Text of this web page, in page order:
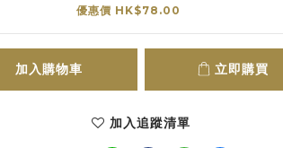
優惠價 HK$78.00
加入購物車 立即購買
加入追蹤清單